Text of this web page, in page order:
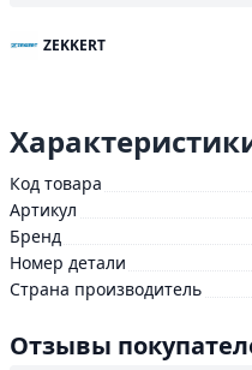
ZEKKERT
Код товара
Артикул
Бренд
Номер детали
Страна производитель
Отзывы